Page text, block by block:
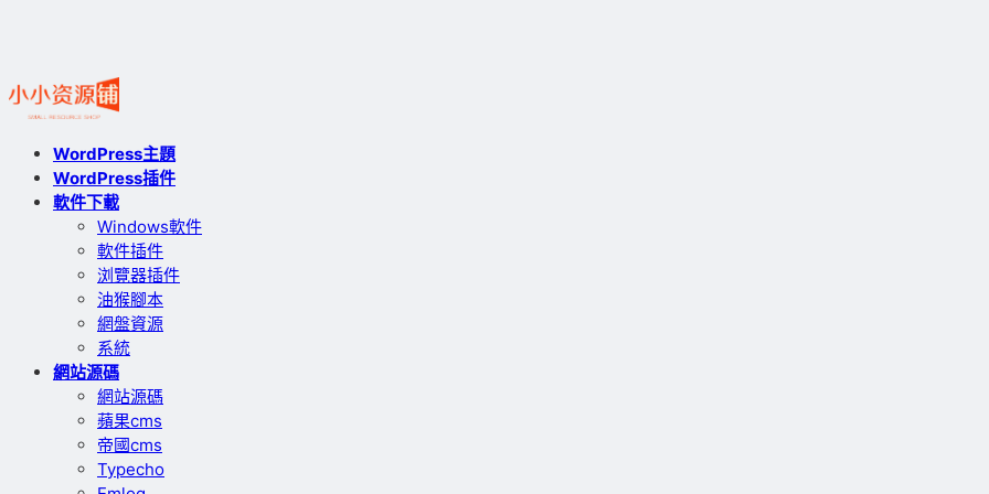
WordPress主題
WordPress插件
軟件下載
Windows軟件
軟件插件
浏覽器插件
油猴腳本
網盤資源
系統
網站源碼
網站源碼
蘋果cms
帝國cms
Typecho